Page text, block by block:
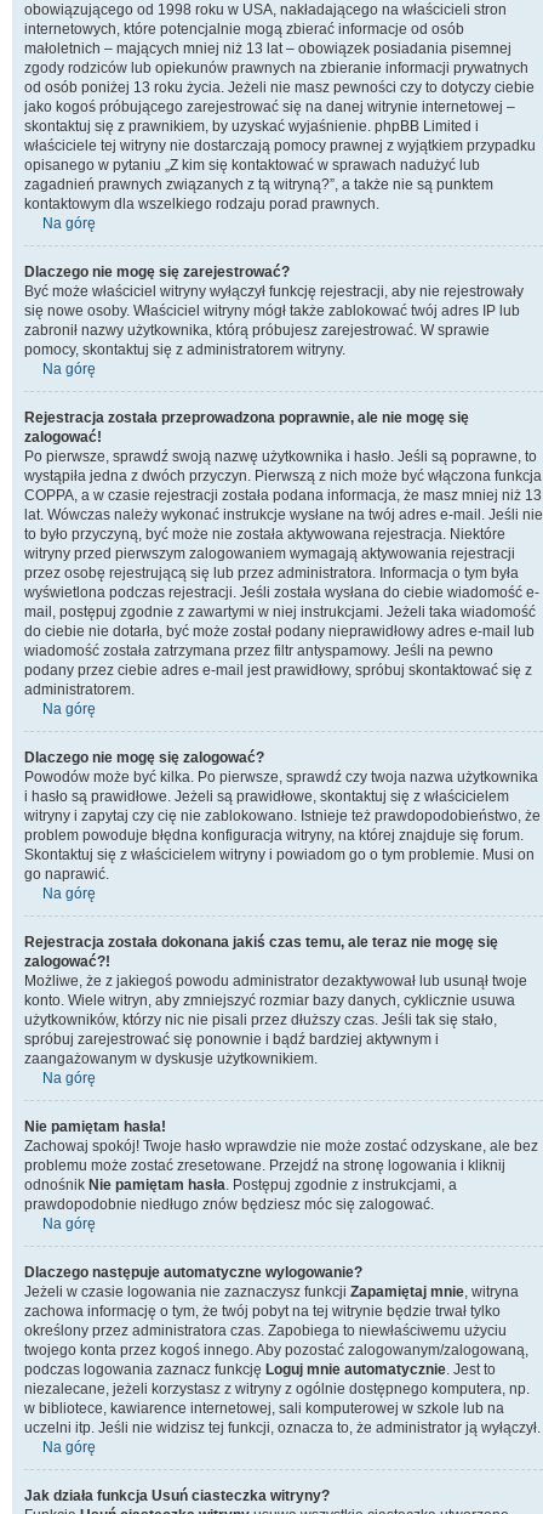
obowiązującego od 1998 roku w USA, nakładającego na właścicieli stron
internetowych, które potencjalnie mogą zbierać informacje od osób
małoletnich – mających mniej niż 13 lat – obowiązek posiadania pisemnej
zgody rodziców lub opiekunów prawnych na zbieranie informacji prywatnych
od osób poniżej 13 roku życia. Jeżeli nie masz pewności czy to dotyczy ciebie
jako kogoś próbującego zarejestrować się na danej witrynie internetowej –
skontaktuj się z prawnikiem, by uzyskać wyjaśnienie. phpBB Limited i
właściciele tej witryny nie dostarczają pomocy prawnej z wyjątkiem przypadku
opisanego w pytaniu „Z kim się kontaktować w sprawach nadużyć lub
zagadnień prawnych związanych z tą witryną?”, a także nie są punktem
kontaktowym dla wszelkiego rodzaju porad prawnych.
Na górę
Dlaczego nie mogę się zarejestrować?
Być może właściciel witryny wyłączył funkcję rejestracji, aby nie rejestrowały
się nowe osoby. Właściciel witryny mógł także zablokować twój adres IP lub
zabronił nazwy użytkownika, którą próbujesz zarejestrować. W sprawie
pomocy, skontaktuj się z administratorem witryny.
Na górę
Rejestracja została przeprowadzona poprawnie, ale nie mogę się
zalogować!
Po pierwsze, sprawdź swoją nazwę użytkownika i hasło. Jeśli są poprawne, to
wystąpiła jedna z dwóch przyczyn. Pierwszą z nich może być włączona funkcja
COPPA, a w czasie rejestracji została podana informacja, że masz mniej niż 13
lat. Wówczas należy wykonać instrukcje wysłane na twój adres e-mail. Jeśli nie
to było przyczyną, być może nie została aktywowana rejestracja. Niektóre
witryny przed pierwszym zalogowaniem wymagają aktywowania rejestracji
przez osobę rejestrującą się lub przez administratora. Informacja o tym była
wyświetlona podczas rejestracji. Jeśli została wysłana do ciebie wiadomość e-
mail, postępuj zgodnie z zawartymi w niej instrukcjami. Jeżeli taka wiadomość
do ciebie nie dotarła, być może został podany nieprawidłowy adres e-mail lub
wiadomość została zatrzymana przez filtr antyspamowy. Jeśli na pewno
podany przez ciebie adres e-mail jest prawidłowy, spróbuj skontaktować się z
administratorem.
Na górę
Dlaczego nie mogę się zalogować?
Powodów może być kilka. Po pierwsze, sprawdź czy twoja nazwa użytkownika
i hasło są prawidłowe. Jeżeli są prawidłowe, skontaktuj się z właścicielem
witryny i zapytaj czy cię nie zablokowano. Istnieje też prawdopodobieństwo, że
problem powoduje błędna konfiguracja witryny, na której znajduje się forum.
Skontaktuj się z właścicielem witryny i powiadom go o tym problemie. Musi on
go naprawić.
Na górę
Rejestracja została dokonana jakiś czas temu, ale teraz nie mogę się
zalogować?!
Możliwe, że z jakiegoś powodu administrator dezaktywował lub usunął twoje
konto. Wiele witryn, aby zmniejszyć rozmiar bazy danych, cyklicznie usuwa
użytkowników, którzy nic nie pisali przez dłuższy czas. Jeśli tak się stało,
spróbuj zarejestrować się ponownie i bądź bardziej aktywnym i
zaangażowanym w dyskusje użytkownikiem.
Na górę
Nie pamiętam hasła!
Zachowaj spokój! Twoje hasło wprawdzie nie może zostać odzyskane, ale bez
problemu może zostać zresetowane. Przejdź na stronę logowania i kliknij
odnośnik Nie pamiętam hasła. Postępuj zgodnie z instrukcjami, a
prawdopodobnie niedługo znów będziesz móc się zalogować.
Na górę
Dlaczego następuje automatyczne wylogowanie?
Jeżeli w czasie logowania nie zaznaczysz funkcji Zapamiętaj mnie, witryna
zachowa informację o tym, że twój pobyt na tej witrynie będzie trwał tylko
określony przez administratora czas. Zapobiega to niewłaściwemu użyciu
twojego konta przez kogoś innego. Aby pozostać zalogowanym/zalogowaną,
podczas logowania zaznacz funkcję Loguj mnie automatycznie. Jest to
niezalecane, jeżeli korzystasz z witryny z ogólnie dostępnego komputera, np.
w bibliotece, kawiarence internetowej, sali komputerowej w szkole lub na
uczelni itp. Jeśli nie widzisz tej funkcji, oznacza to, że administrator ją wyłączył.
Na górę
Jak działa funkcja Usuń ciasteczka witryny?